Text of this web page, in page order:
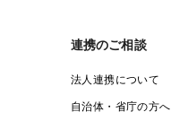
連携のご相談
法人連携について
自治体・省庁の方へ